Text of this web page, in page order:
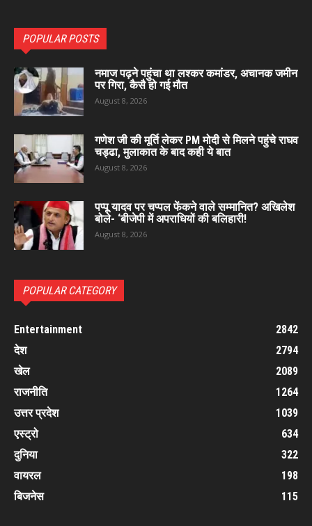
POPULAR POSTS
नमाज पढ़ने पहुंचा था लश्कर कमांडर, अचानक जमीन
पर गिरा, कैसै हो गई मौत
August 8, 2026
गणेश जी की मूर्ति लेकर PM मोदी से मिलने पहुंचे राघव
चड्ढा, मुलाकात के बाद कही ये बात
August 8, 2026
पप्पू यादव पर चप्पल फेंकने वाले सम्मानित? अखिलेश
बोले- ‘बीजेपी में अपराधियों की बलिहारी!
August 8, 2026
POPULAR CATEGORY
Entertainment
2842
देश
2794
खेल
2089
राजनीति
1264
उत्तर प्रदेश
1039
एस्ट्रो
634
दुनिया
322
वायरल
198
बिजनेस
115